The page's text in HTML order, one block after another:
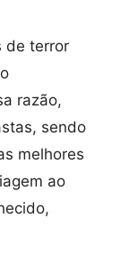
de terror
razão,
sendo
melhores
ao